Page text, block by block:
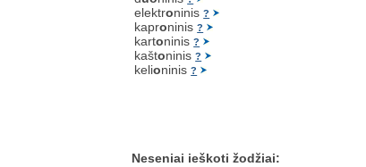
elektroninis?
kaproninis?
kartoninis?
kaštoninis?
kelioninis?
Neseniai ieškoti žodžiai: